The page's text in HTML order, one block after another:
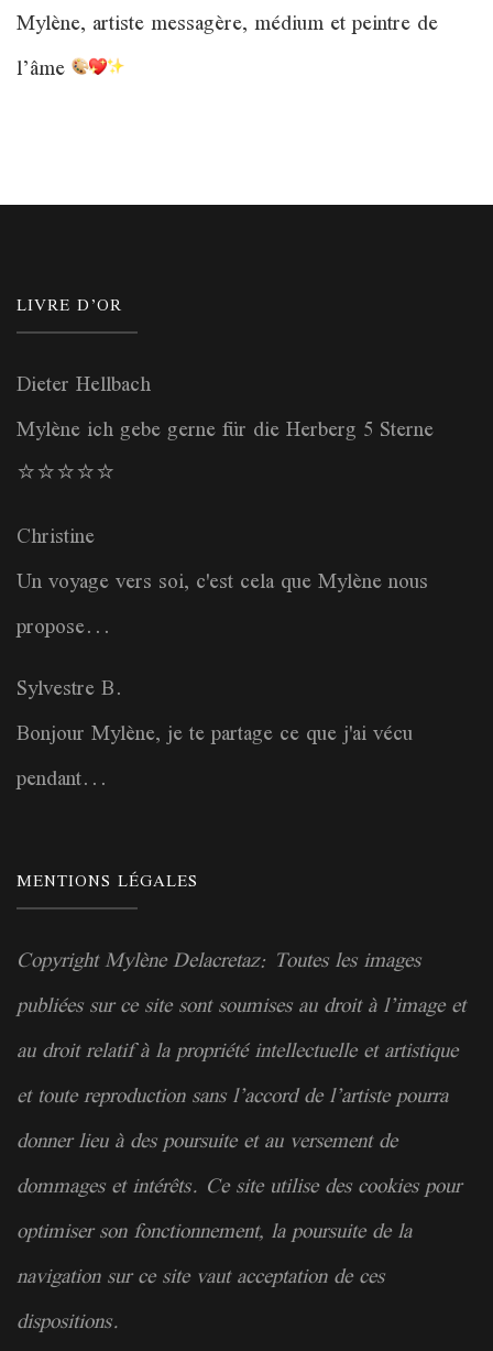
Mylène, artiste messagère, médium et peintre de
l’âme
LIVRE D’OR
Dieter Hellbach
Mylène ich gebe gerne für die Herberg 5 Sterne
⭐️⭐️⭐️⭐️⭐️
Christine
Un voyage vers soi, c'est cela que Mylène nous
propose...
Sylvestre B.
Bonjour Mylène, je te partage ce que j'ai vécu
pendant...
MENTIONS LÉGALES
Copyright Mylène Delacretaz: Toutes les images
publiées sur ce site sont soumises au droit à l’image et
au droit relatif à lapropriétéintellectuelle et artistique
et toute reproduction sans l’accord de l’artiste pourra
donner lieu à des poursuite et au versement de
dommages et intérêts. Ce site utilise des cookies pour
optimiser son fonctionnement, la poursuite de la
navigation sur ce site vaut acceptation de ces
dispositions.